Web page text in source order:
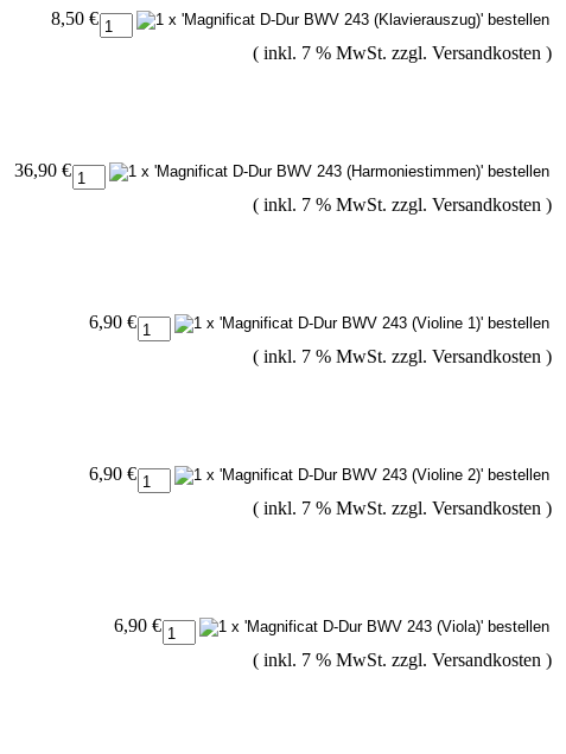
8,50 €
( inkl. 7 % MwSt. zzgl. Versandkosten )
36,90 €
( inkl. 7 % MwSt. zzgl. Versandkosten )
6,90 €
( inkl. 7 % MwSt. zzgl. Versandkosten )
6,90 €
( inkl. 7 % MwSt. zzgl. Versandkosten )
6,90 €
( inkl. 7 % MwSt. zzgl. Versandkosten )